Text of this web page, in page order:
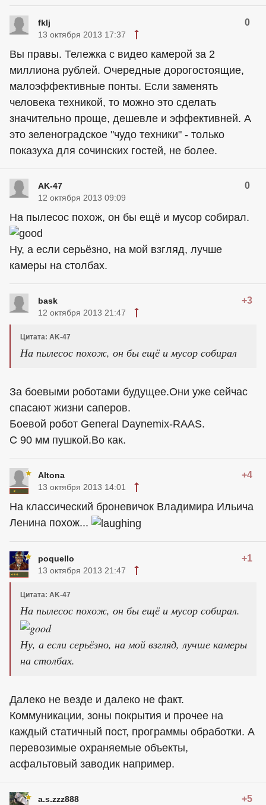
fklj 0
13 октября 2013 17:37
Вы правы. Тележка с видео камерой за 2
миллиона рублей. Очередные дорогостоящие,
малоэффективные понты. Если заменять
человека техникой, то можно это сделать
значительно проще, дешевле и эффективней. А
это зеленоградское "чудо техники" - только
показуха для сочинских гостей, не более.
AK-47 0
12 октября 2013 09:09
На пылесос похож, он бы ещё и мусор собирал.
Ну, а если серьёзно, на мой взгляд, лучше
камеры на столбах.
bask +3
12 октября 2013 21:47
Цитата: AK-47
На пылесос похож, он бы ещё и мусор собирал
За боевыми роботами будущее.Они уже сейчас
спасают жизни саперов.
Боевой робот General Daynemix-RAAS.
С 90 мм пушкой.Во как.
Altona +4
13 октября 2013 14:01
На классический броневичок Владимира Ильича
Ленина похож...
poquello +1
13 октября 2013 21:47
Цитата: AK-47
На пылесос похож, он бы ещё и мусор собирал.
Ну, а если серьёзно, на мой взгляд, лучше камеры
на столбах.
Далеко не везде и далеко не факт.
Коммуникации, зоны покрытия и прочее на
каждый статичный пост, программы обработки. А
перевозимые охраняемые объекты,
асфальтовый заводик например.
a.s.zzz888 +5